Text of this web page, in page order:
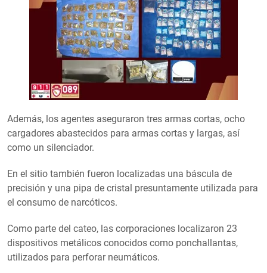
Además, los agentes aseguraron tres armas cortas, ocho
cargadores abastecidos para armas cortas y largas, así
como un silenciador.
En el sitio también fueron localizadas una báscula de
precisión y una pipa de cristal presuntamente utilizada para
el consumo de narcóticos.
Como parte del cateo, las corporaciones localizaron 23
dispositivos metálicos conocidos como ponchallantas,
utilizados para perforar neumáticos.